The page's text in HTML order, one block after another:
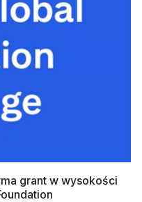
grant w wysokości